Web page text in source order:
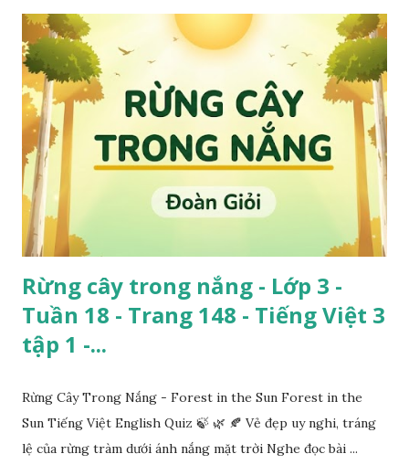
Rừng cây trong nắng - Lớp 3 -
Tuần 18 - Trang 148 - Tiếng Việt 3
tập 1 -...
Rừng Cây Trong Nắng - Forest in the Sun Forest in the
Sun Tiếng Việt English Quiz 🍃 🌿 🍂 Vẻ đẹp uy nghi, tráng
lệ của rừng tràm dưới ánh nắng mặt trời Nghe đọc bài ...